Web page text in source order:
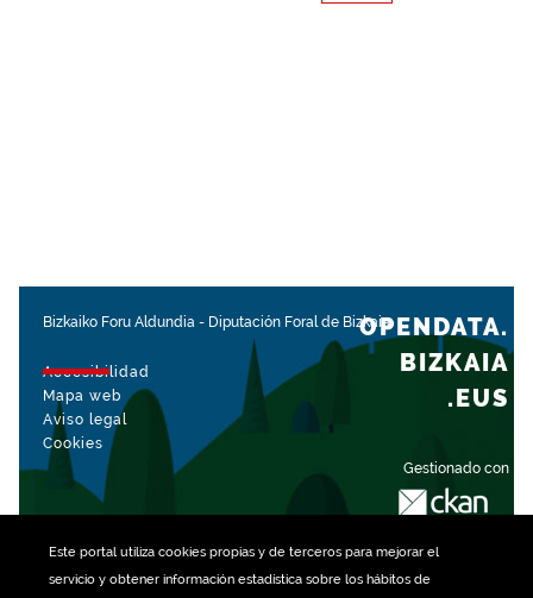
Este portal utiliza cookiespropias y de terceros para mejorar el
servicio y obtener información estadística sobre los hábitos de
Bizkaiko Foru Aldundia - Diputación Foral de Bizkaia
Accesibilidad
Mapa web
Aviso legal
Cookies
Gestionado con
OPENDATA.
BIZKAIA
.EUS